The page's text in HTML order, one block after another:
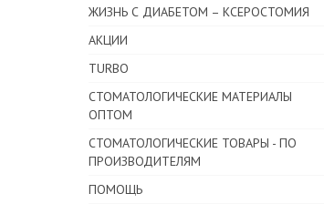
ЖИЗНЬ С ДИАБЕТОМ – КСЕРОСТОМИЯ
АКЦИИ
TURBO
СТОМАТОЛОГИЧЕСКИЕ МАТЕРИАЛЫ
ОПТОМ
СТОМАТОЛОГИЧЕСКИЕ ТОВАРЫ - ПО
ПРОИЗВОДИТЕЛЯМ
ПОМОЩЬ